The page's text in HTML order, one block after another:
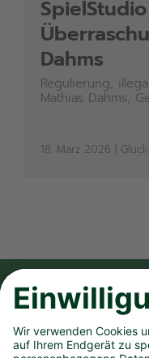
Dahms
Regulierung,
Mathias Dahms,
18. März 2026
FOLGE UNS AUF